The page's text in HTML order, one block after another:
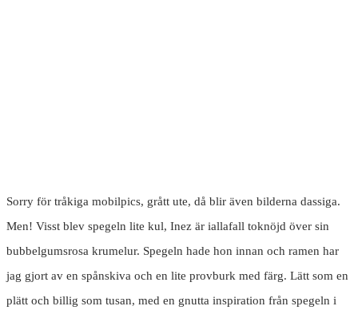
Sorry för tråkiga mobilpics, grått ute, då blir även bilderna dassiga.
Men! Visst blev spegeln lite kul, Inez är iallafall toknöjd över sin
bubbelgumsrosa krumelur. Spegeln hade hon innan och ramen har
jag gjort av en spånskiva och en lite provburk med färg. Lätt som en
plätt och billig som tusan, med en gnutta inspiration från spegeln i